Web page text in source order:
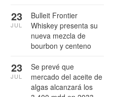
Bulleit Frontier
Whiskey presenta su
nueva mezcla de
bourbon y centeno
23
JUL
Se prevé que
mercado del aceite de
algas alcanzará los
23
JUL